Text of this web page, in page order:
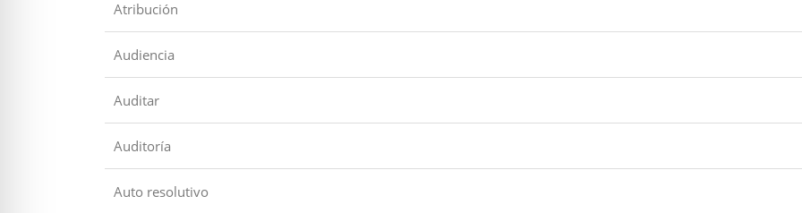
Atribución
Audiencia
Auditar
Auditoría
Auto resolutivo